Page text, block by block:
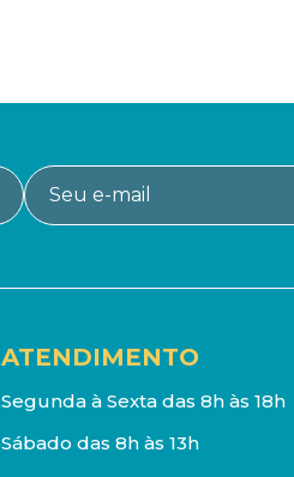
ATENDIMENTO
Segunda à Sexta das 8h às 18h
Sábado das 8h às 13h